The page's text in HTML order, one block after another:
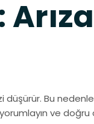
Bu nedenle
ve doğru